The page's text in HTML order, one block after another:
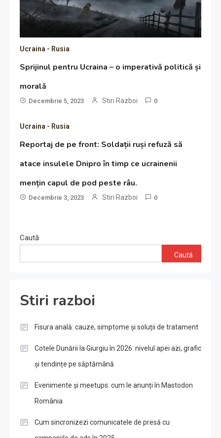
Ucraina - Rusia
Sprijinul pentru Ucraina – o imperativă politică și
morală
Decembrie 5, 2023 Stiri Razboi 0
Ucraina - Rusia
Reportaj de pe front: Soldații ruși refuză să
atace insulele Dnipro în timp ce ucrainenii
mențin capul de pod peste râu.
Decembrie 3, 2023 Stiri Razboi 0
Caută
Caută
Stiri razboi
Fisura anală: cauze, simptome și soluții de tratament
Cotele Dunării la Giurgiu în 2026: nivelul apei azi, grafic
și tendințe pe săptămână
Evenimente și meetups: cum le anunți în Mastodon
România
Cum sincronizezi comunicatele de presă cu